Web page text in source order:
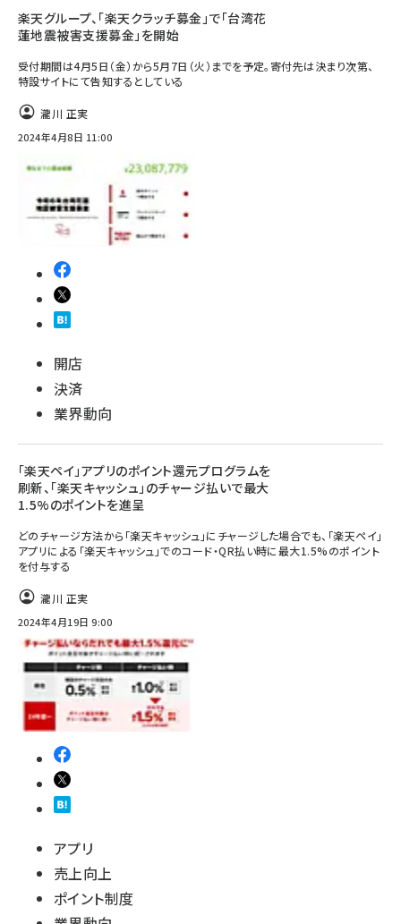
楽天グループ、「楽天クラッチ募金」で「台湾花
蓮地震被害支援募金」を開始
受付期間は4月5日（金）から5月7日（火）までを予定。寄付先は決まり次第、
特設サイトにて告知するとしている
瀧川 正実
2024年4月8日 11:00
開店
決済
業界動向
「楽天ペイ」アプリのポイント還元プログラムを
刷新、「楽天キャッシュ」のチャージ払いで最大
1.5%のポイントを進呈
どのチャージ方法から「楽天キャッシュ」にチャージした場合でも、「楽天ペイ」
アプリによる「楽天キャッシュ」でのコード・QR払い時に最大1.5%のポイント
を付与する
瀧川 正実
2024年4月19日 9:00
アプリ
売上向上
ポイント制度